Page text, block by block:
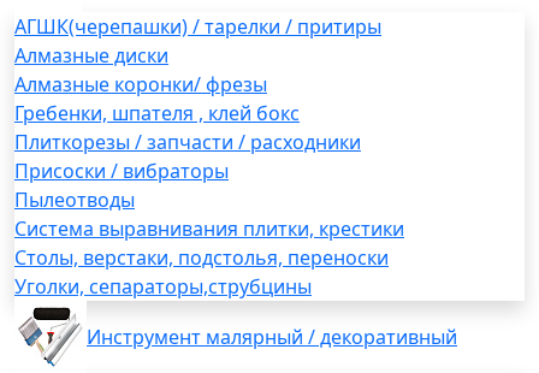
АГШК(черепашки) / тарелки / притиры
Алмазные диски
Алмазные коронки/ фрезы
Гребенки, шпателя , клей бокс
Плиткорезы / запчасти / расходники
Присоски / вибраторы
Пылеотводы
Система выравнивания плитки, крестики
Столы, верстаки, подстолья, переноски
Уголки, сепараторы,струбцины
Инструмент малярный / декоративный